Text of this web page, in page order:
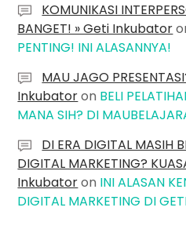
KOMUNIKASI
BANGET! » Geti Inkubator
PENTING! INI ALASANNYA!
MAU JAGO
Inkubatoron BELI
MANA SIH? DI
DI ERA DIGITAL MASIH
DIGITAL MARKETING?
Inkubatoron INI ALASAN
DIGITAL MARKETING DI